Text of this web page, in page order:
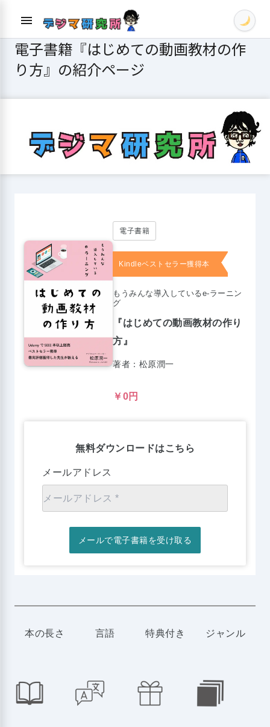
menu
電子書籍『はじめての動画教材の作
り方』の紹介ページ
電子書籍
Kindleベストセラー獲得本
もうみんな導入しているe-ラーニン
グ
『はじめての動画教材の作り
方』
著者：松原潤一
￥0円
無料ダウンロードはこちら
メールアドレス
メールで電子書籍を受け取る
本の長さ 言語 特典付き ジャンル